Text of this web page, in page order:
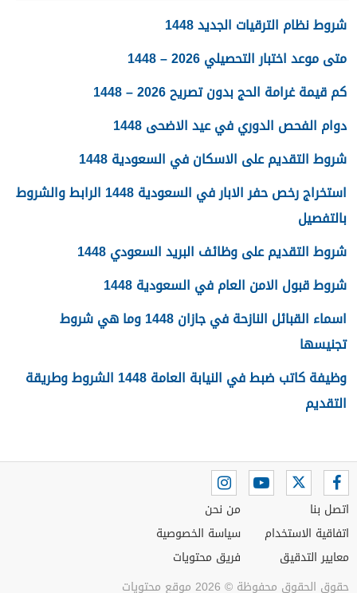
شروط نظام الترقيات الجديد 1448
متى موعد اختبار التحصيلي 2026 – 1448
كم قيمة غرامة الحج بدون تصريح 2026 – 1448
دوام الفحص الدوري في عيد الاضحى 1448
شروط التقديم على الاسكان في السعودية 1448
استخراج رخص حفر الابار في السعودية 1448 الرابط والشروط
بالتفصيل
شروط التقديم على وظائف البريد السعودي 1448
شروط قبول الامن العام في السعودية 1448
اسماء القبائل النازحة في جازان 1448 وما هي شروط
تجنيسها
وظيفة كاتب ضبط في النيابة العامة 1448 الشروط وطريقة
التقديم
اتصل بنا
اتفاقية الاستخدام
معايير التدقيق
من نحن
سياسة الخصوصية
فريق محتويات
حقوق الحقوق محفوظة © 2026 موقع محتويات